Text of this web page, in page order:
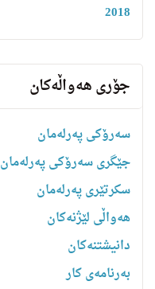
2018
جۆری هەواڵەکان
سەرۆکی پەرلەمان
جێگری سەرۆکی پەرلەمان
سکرتێری پەرلەمان
هه‌واڵى لێژنه‌كان
دانیشتنه‌کان
بەرنامەی کار